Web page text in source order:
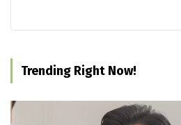
Trending Right Now!